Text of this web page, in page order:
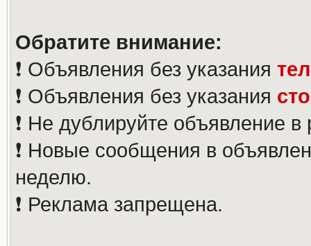
Обратите внимание:
❗️ Объявления без указания
❗️ Объявления без указания
❗️ Не дублируйте объявление
❗️ Новые сообщения в
неделю.
❗️ Реклама запрещена.